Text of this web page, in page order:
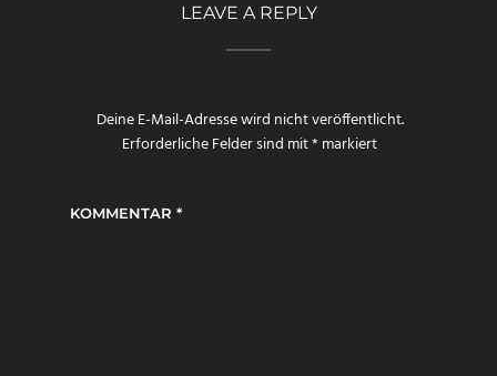
LEAVE A REPLY
Deine E-Mail-Adresse wird nicht veröffentlicht.
Erforderliche Felder sind mit*markiert
KOMMENTAR *